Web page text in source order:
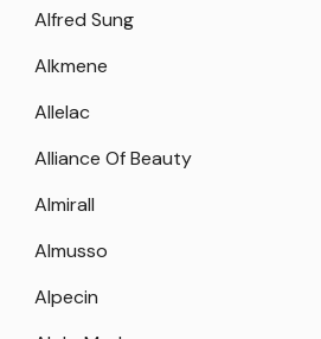
Alfred Sung
Alkmene
Allelac
Alliance Of Beauty
Almirall
Almusso
Alpecin